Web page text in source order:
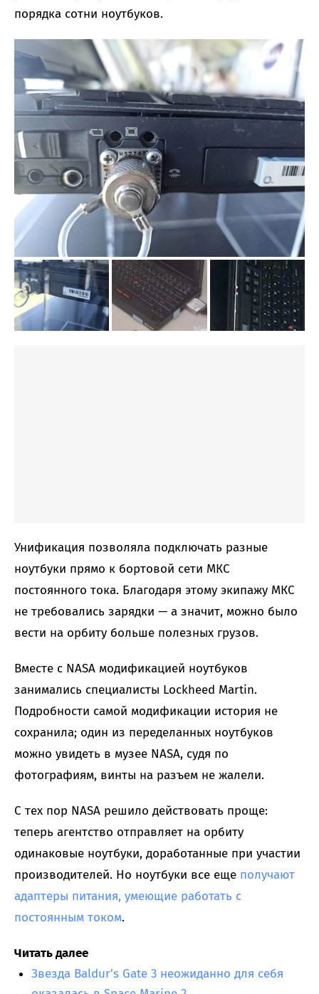
порядка сотни ноутбуков.
Унификация позволяла подключать разные
ноутбуки прямо к бортовой сети МКС
постоянного тока. Благодаря этому экипажу МКС
не требовались зарядки — а значит, можно было
вести на орбиту больше полезных грузов.
Вместе с NASA модификацией ноутбуков
занимались специалисты Lockheed Martin.
Подробности самой модификации история не
сохранила; один из переделанных ноутбуков
можно увидеть в музее NASA, судя по
фотографиям, винты на разъем не жалели.
С тех пор NASA решило действовать проще:
теперь агентство отправляет на орбиту
одинаковые ноутбуки, доработанные при участии
производителей. Но ноутбуки все еще получают
адаптеры питания, умеющие работать с
постоянным током.
Читать далее
Звезда Baldur’s Gate 3 неожиданно для себя